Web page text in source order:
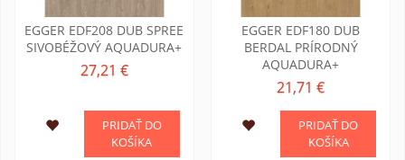
EGGER EDF208 DUB SPREE
SIVOBÉŽOVÝ AQUADURA+
27,21 €
PRIDAŤ DO
KOŠÍKA
EGGER EDF180 DUB
BERDAL PRÍRODNÝ
AQUADURA+
21,71 €
PRIDAŤ DO
KOŠÍKA